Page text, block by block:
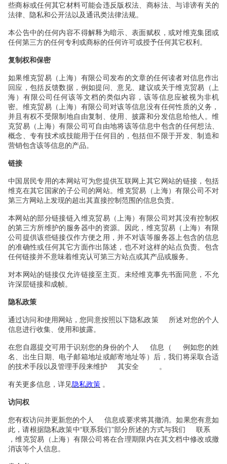
些商标或任何其它材料可能会违反版权法、商标法、与诽谤有关的
法律、隐私和公开法以及通讯类法律法规。
本公告中的任何内容不得解释为暗示、表面赋权，或对维克集团或
任何第三方的任何专利或商标的任何许可或授予任何其它权利。
复制权和保密
如果维克贸易（上海）有限公司发布的文章的任何读者对信息作出
回应，包括反馈数据，例如提问、意见、建议或关于维克贸易（上
海）有限公司任何该等文档的类似内容，该等信息应被视为非机
密。维克贸易（上海）有限公司对该等信息没有任何性质的义务，
并且有权不受限制地自由复制、使用、披露和分发信息给他人。维
克贸易（上海）有限公司可自由地将该等信息中包含的任何想法、
概念、专有技术或技能用于任何目的，包括但不限于开发、制造和
营销包含该等信息的产品。
链接
中国居民专用的本网站可为您提供互联网上其它网站的链接，包括
维克在其它国家的子公司的网站。维克贸易（上海）有限公司不对
第三方网站上发现的超出其直接控制范围的信息负责。
本网站的部分链接链入维克贸易（上海）有限公司对其没有控制权
的第三方所维护的服务器中的资源。因此，维克贸易（上海）有限
公司提供该些链接仅作方便之用，并不对该等服务器上包含的信息
的准确性或任何其它方面作出陈述，也不对这样的站点负责。包含
任何链接并不意味着维克认可第三方站点或其产品或服务。
对本网站的链接仅允许链接至主页。未经维克事先书面同意，不允
许深层链接和成帧。
隐私政策
通过访问和使用网站，您同意按照以下隐私政策
所述对您的个人
信息进行收集、使用和披露。
在您自愿提交可用于识别您的身份的个人 信息 （
例如您的姓
名、出生日期、电子邮箱地址或邮寄地址等）后 ，我们将采取合适
的技术手段以及管理手段来维护
其安全 。
有关更多信息，详见隐私政策 。
访问权
您有权访问并更新您的个人
信息或要求将其撤消。如果您有意如
此，请根据隐私政策中“联系我们”部分所述的方式与我们
联系
，维克贸易（上海）有限公司将在合理期限内在其文档中修改或撤
消该等个人 信息。